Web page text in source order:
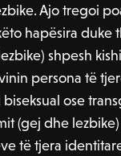
Ajo tregoi
hapësira duke
shpesh
persona të
ose
(gej dhe
të tjera